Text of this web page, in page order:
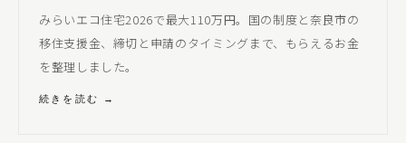
みらいエコ住宅2026で最大110万円。国の制度と奈良市の
移住支援金、締切と申請のタイミングまで、もらえるお金
を整理しました。
続きを読む →